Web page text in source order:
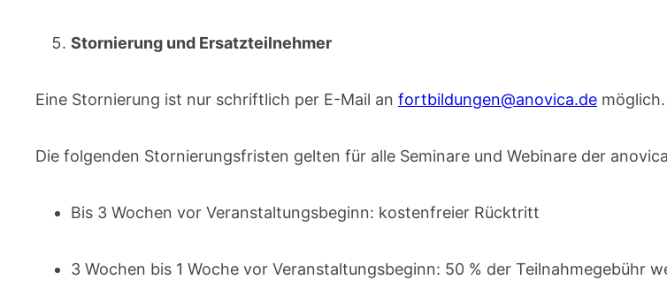
Stornierung und Ersatzteilnehmer
Eine Stornierung ist nur schriftlich per E-Mail an fortbildungen@anovica.de möglich.
Die folgenden Stornierungsfristen gelten für alle Seminare und Webinare der
Bis 3 Wochen vor Veranstaltungsbeginn: kostenfreier Rücktritt
3 Wochen bis 1 Woche vor Veranstaltungsbeginn: 50 % der Teilnahmegebühr